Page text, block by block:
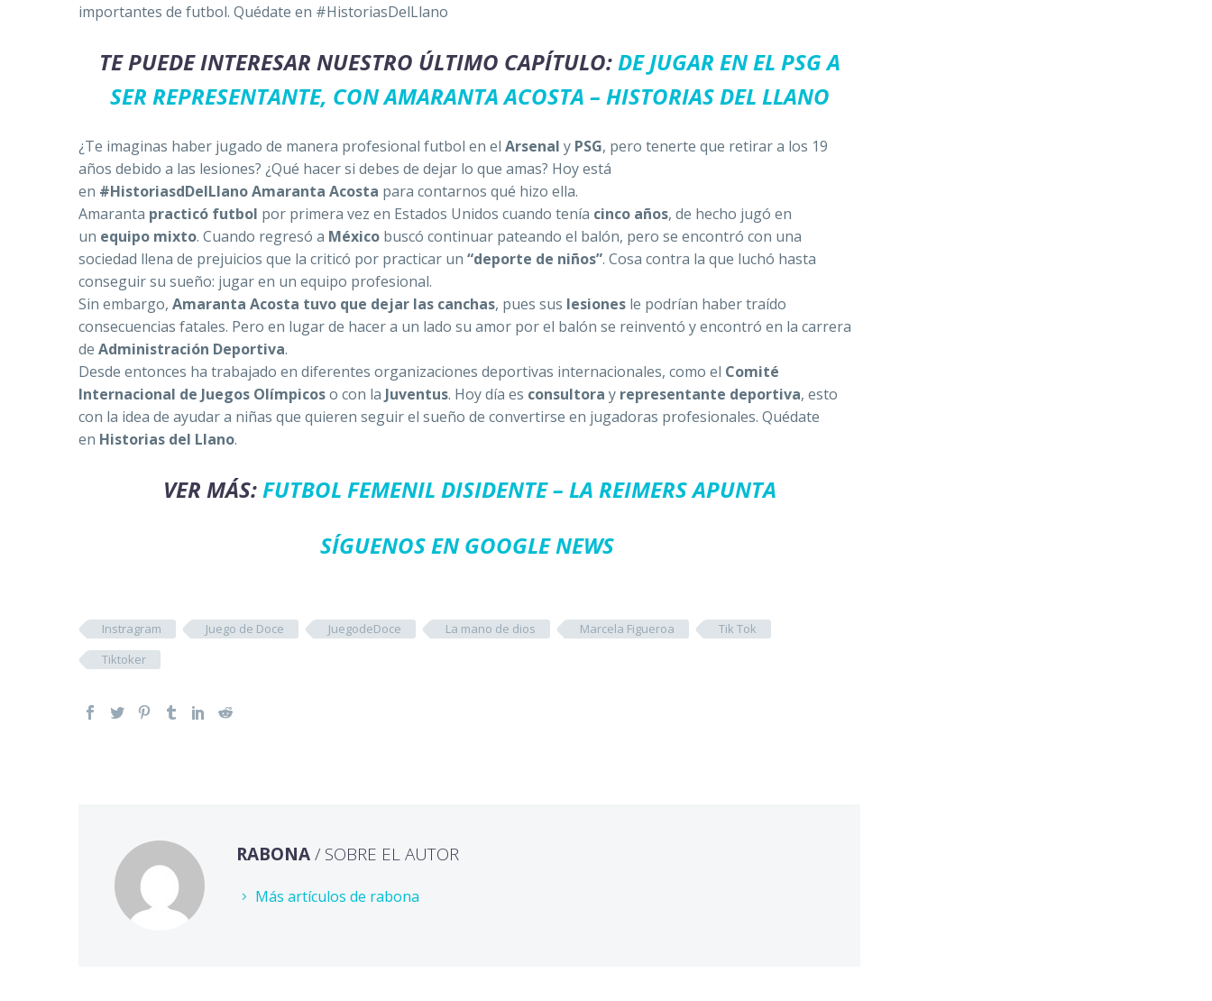
importantes de futbol. Quédate en #HistoriasDelLlano
TE PUEDE INTERESAR NUESTRO ÚLTIMO CAPÍTULO:DE JUGAR EN EL PSG A
SER REPRESENTANTE, CON AMARANTA ACOSTA – HISTORIAS DEL LLANO
¿Te imaginas haber jugado de manera profesional futbol en el Arsenal y PSG, pero tenerte que retirar a los 19
años debido a las lesiones? ¿Qué hacer si debes de dejar lo que amas? Hoy está
en #HistoriasdDelLlanoAmaranta Acosta para contarnos qué hizo ella.
Amaranta practicó futbol por primera vez en Estados Unidos cuando tenía cinco años, de hecho jugó en
un equipo mixto. Cuando regresó a México buscó continuar pateando el balón, pero se encontró con una
sociedad llena de prejuicios que la criticó por practicar un “deporte de niños”. Cosa contra la que luchó hasta
conseguir su sueño: jugar en un equipo profesional.
Sin embargo, Amaranta Acosta tuvo que dejar las canchas, pues sus lesiones le podrían haber traído
consecuencias fatales. Pero en lugar de hacer a un lado su amor por el balón se reinventó y encontró en la carrera
de Administración Deportiva.
Desde entonces ha trabajado en diferentes organizaciones deportivas internacionales, como el Comité
Internacional de Juegos Olímpicoso con la Juventus. Hoy día es consultora y representante deportiva, esto
con la idea de ayudar a niñas que quieren seguir el sueño de convertirse en jugadoras profesionales. Quédate
en Historias del Llano.
VER MÁS:FUTBOL FEMENIL DISIDENTE – LA REIMERS APUNTA
SÍGUENOS EN GOOGLE NEWS
Instragram Juego de Doce JuegodeDoce La mano de dios Marcela Figueroa
Tik Tok
Tiktoker
RABONA/ SOBRE EL AUTOR
Más artículos de rabona